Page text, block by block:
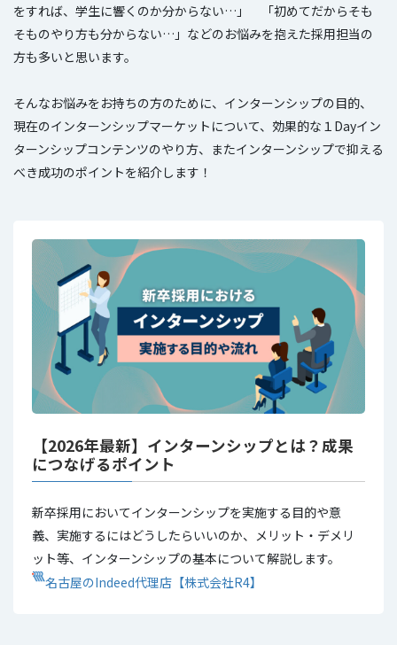
をすれば、学生に響くのか分からない…」 「初めてだからそも
そものやり方も分からない…」などのお悩みを抱えた採用担当の
方も多いと思います。
そんなお悩みをお持ちの方のために、インターンシップの目的、
現在のインターンシップマーケットについて、効果的な１Dayイン
ターンシップコンテンツのやり方、またインターンシップで抑える
べき成功のポイントを紹介します！
【2026年最新】インターンシップとは？成果
につなげるポイント
新卒採用においてインターンシップを実施する目的や意
義、実施するにはどうしたらいいのか、メリット・デメリ
ット等、インターンシップの基本について解説します。
名古屋のIndeed代理店【株式会社R4】